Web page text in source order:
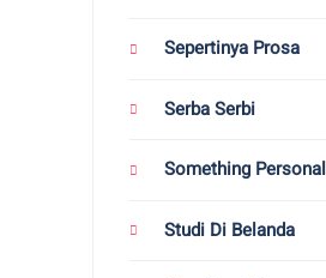
Sepertinya Prosa
Serba Serbi
Something Personal
Studi Di Belanda